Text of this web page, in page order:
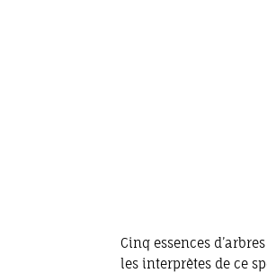
Cinq essences
les interprètes de ce